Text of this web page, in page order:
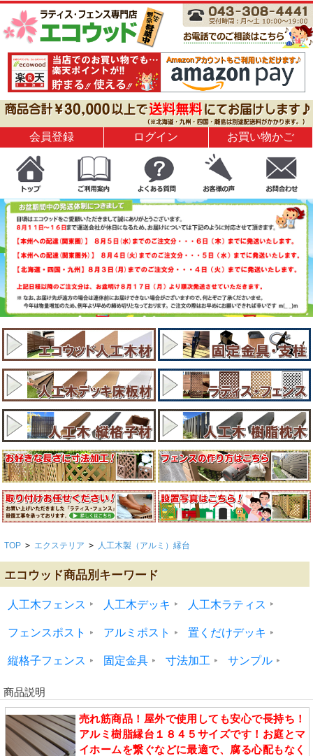
会員登録 ログイン お買い物かご
TOP > エクステリア > 人工木製（アルミ）縁台
エコウッド商品別キーワード
人工木フェンス 人工木デッキ 人工木ラティス
フェンスポスト アルミポスト 置くだけデッキ
縦格子フェンス 固定金具 寸法加工 サンプル
商品説明
売れ筋商品！屋外で使用しても安心で長持ち！
アルミ樹脂縁台１８４５サイズです！お庭とマ
イホームを繋ぐなどに最適で、腐る心配もなく